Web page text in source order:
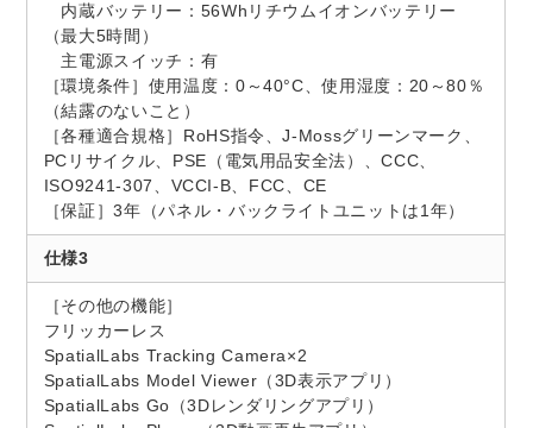
内蔵バッテリー：56Whリチウムイオンバッテリー
（最大5時間）
主電源スイッチ：有
［環境条件］使用温度：0～40°C、使用湿度：20～80％
（結露のないこと）
［各種適合規格］RoHS指令、J-Mossグリーンマーク、
PCリサイクル、PSE（電気用品安全法）、CCC、
ISO9241-307、VCCI-B、FCC、CE
［保証］3年（パネル・バックライトユニットは1年）
仕様3
［その他の機能］
フリッカーレス
SpatialLabs Tracking Camera×2
SpatialLabs Model Viewer（3D表示アプリ）
SpatialLabs Go（3Dレンダリングアプリ）